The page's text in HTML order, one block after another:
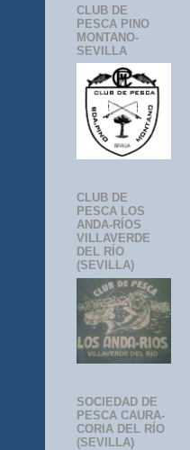
CLUB DE
PESCA PINO
MONTANO-
SEVILLA
CLUB DE
PESCA LOS
ANDA-RÍOS
VILLAVERDE
DEL RÍO
(SEVILLA)
SOCIEDAD DE
PESCA CAURA-
CORIA DEL RÍO
(SEVILLA)